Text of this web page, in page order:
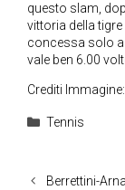
questo slam,
vittoria della
concessa solo a
vale ben 6.00
Crediti
Categorie
Tennis
Berrettini-